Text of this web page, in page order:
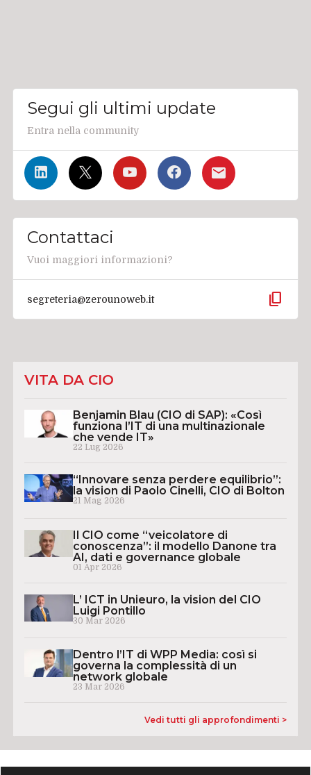
Segui gli ultimi update
Entra nella community
Contattaci
Vuoi maggiori informazioni?
segreteria@zerounoweb.it content_copy
VITA DA CIO
Benjamin Blau (CIO di SAP): «Così
funziona l’IT di una multinazionale
che vende IT»
22 Lug 2026
“Innovare senza perdere equilibrio”:
la vision di Paolo Cinelli, CIO di Bolton
21 Mag 2026
Il CIO come “veicolatore di
conoscenza”: il modello Danone tra
AI, dati e governance globale
01 Apr 2026
L’ ICT in Unieuro, la vision del CIO
Luigi Pontillo
30 Mar 2026
Dentro l’IT di WPP Media: così si
governa la complessità di un
network globale
23 Mar 2026
Vedi tutti gli approfondimenti >